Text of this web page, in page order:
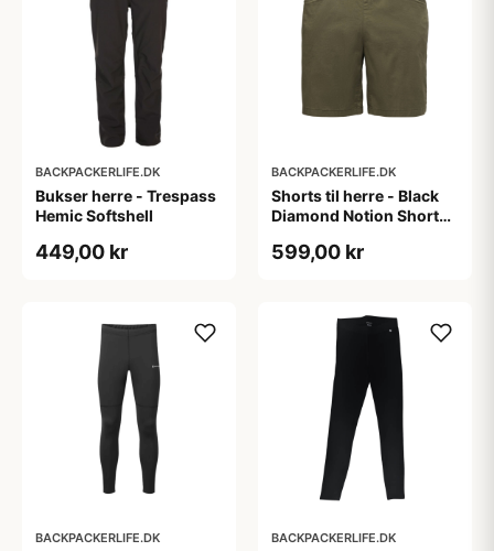
BACKPACKERLIFE.DK
Bukser herre - Trespass
Hemic Softshell
449,00 kr
BACKPACKERLIFE.DK
Shorts til herre - Black
Diamond Notion Shorts -
599,00 kr
BACKPACKERLIFE.DK BACKPACKERLIFE.DK